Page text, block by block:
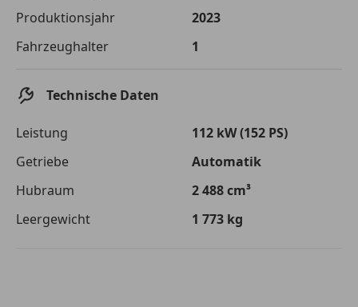
Jahre. Zinsspanne Sollzinssatz: 2,90% - 14,90%.
Jetzt berechnen
Produktionsjahr
2023
Fahrzeughalter
1
Technische Daten
Leistung
112 kW (152 PS)
Getriebe
Automatik
Hubraum
2 488 cm³
Leergewicht
1 773 kg